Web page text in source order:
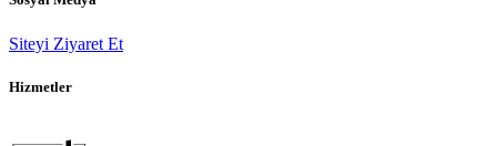
Siteyi Ziyaret Et
Hizmetler